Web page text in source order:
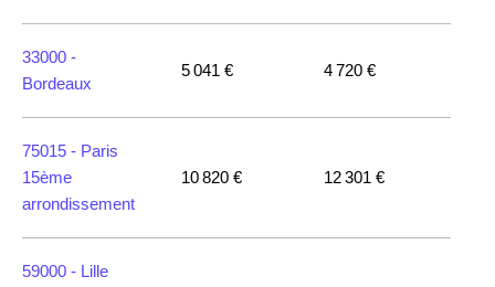
33000 -
Bordeaux
5 041 € 4 720 €
75015 - Paris
15ème
arrondissement
10 820 € 12 301 €
59000 - Lille